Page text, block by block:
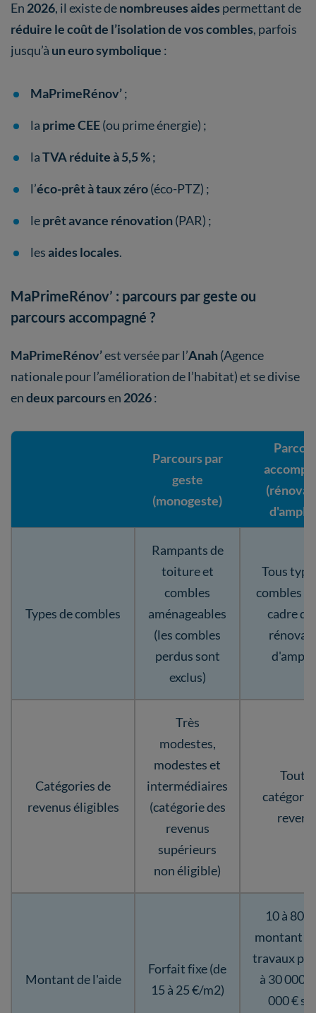
En 2026, il existe denombreuses aides permettant de
réduire le coût de l’isolation de vos combles, parfois
jusqu’à un euro symbolique :
MaPrimeRénov’;
la prime CEE(ou prime énergie) ;
laTVA réduite à 5,5 %;
l’éco-prêt à taux zéro(éco-PTZ) ;
leprêt avance rénovation(PAR) ;
lesaides locales.
MaPrimeRénov’ : parcours par geste ou
parcours accompagné ?
MaPrimeRénov’est versée par l’Anah(Agence
nationale pour l’amélioration de l’habitat) et se divise
endeux parcoursen 2026:
Parcours par
geste
(monogeste)
Types de combles
Rampants de
toiture et
combles
aménageables
(les combles
perdus sont
exclus)
Tous
combles
cadre
Catégories de
revenus éligibles
Très
modestes,
modestes et
intermédiaires
(catégorie des
revenus
supérieurs
non éligible)
Montant de l'aide
Forfait fixe (de
15 à 25 €/m2)
10 à 80
montant
travaux
à 30 000
000 €